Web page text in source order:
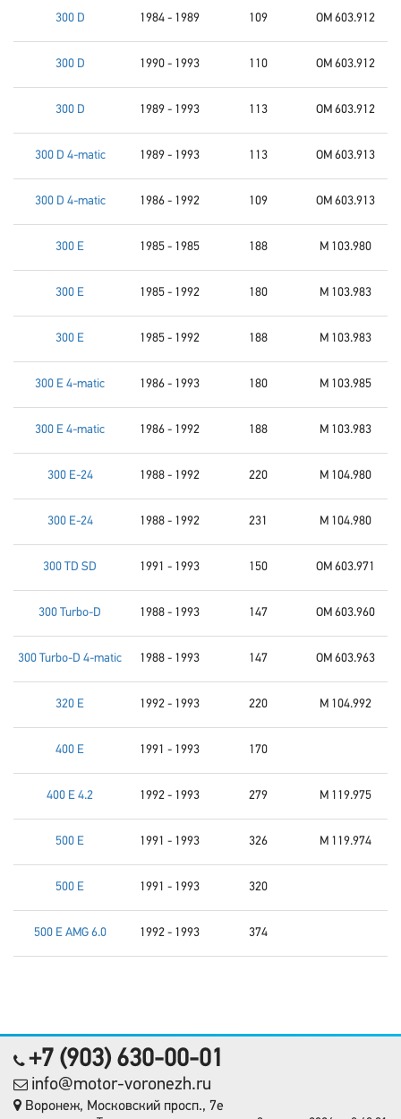
300 D 1984 - 1989 109 OM 603.912
300 D 1990 - 1993 110 OM 603.912
300 D 1989 - 1993 113 OM 603.912
300 D 4-matic 1989 - 1993 113 OM 603.913
300 D 4-matic 1986 - 1992 109 OM 603.913
300 E 1985 - 1985 188 M 103.980
300 E 1985 - 1992 180 M 103.983
300 E 1985 - 1992 188 M 103.983
300 E 4-matic 1986 - 1993 180 M 103.985
300 E 4-matic 1986 - 1992 188 M 103.983
300 E-24 1988 - 1992 220 M 104.980
300 E-24 1988 - 1992 231 M 104.980
300 TD SD 1991 - 1993 150 OM 603.971
300 Turbo-D 1988 - 1993 147 OM 603.960
300 Turbo-D 4-matic 1988 - 1993 147 OM 603.963
320 E 1992 - 1993 220 M 104.992
400 E 1991 - 1993 170
400 E 4.2 1992 - 1993 279 M 119.975
500 E 1991 - 1993 326 M 119.974
500 E 1991 - 1993 320
500 E AMG 6.0 1992 - 1993 374
+7 (903) 630-00-01
info@motor-voronezh.ru
Воронеж, Московский просп., 7е